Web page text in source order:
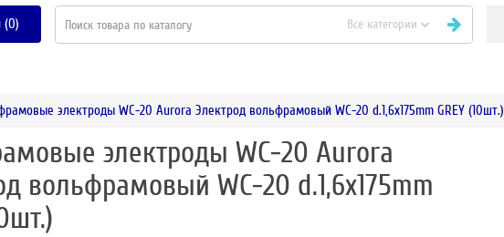
(0) Все категории
электроды WC-20 Aurora Электрод вольфрамовый WC-20 d.1,6x175mm GREY (10шт.)
электроды WC-20 Aurora
вольфрамовый WC-20 d.1,6x175mm